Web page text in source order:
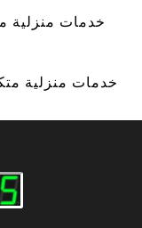
خدمات منزلية
خدمات منزلية